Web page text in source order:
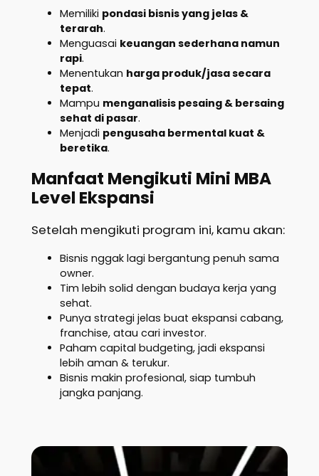
Memiliki pondasi bisnis yang jelas &
terarah.
Menguasai keuangan sederhana namun
rapi.
Menentukan harga produk/jasa secara
tepat.
Mampu menganalisis pesaing & bersaing
sehat di pasar.
Menjadi pengusaha bermental kuat &
beretika.
Manfaat Mengikuti Mini MBA
Level Ekspansi
Setelah mengikuti program ini, kamu akan:
Bisnis nggak lagi bergantung penuh sama
owner.
Tim lebih solid dengan budaya kerja yang
sehat.
Punya strategi jelas buat ekspansi cabang,
franchise, atau cari investor.
Paham capital budgeting, jadi ekspansi
lebih aman & terukur.
Bisnis makin profesional, siap tumbuh
jangka panjang.